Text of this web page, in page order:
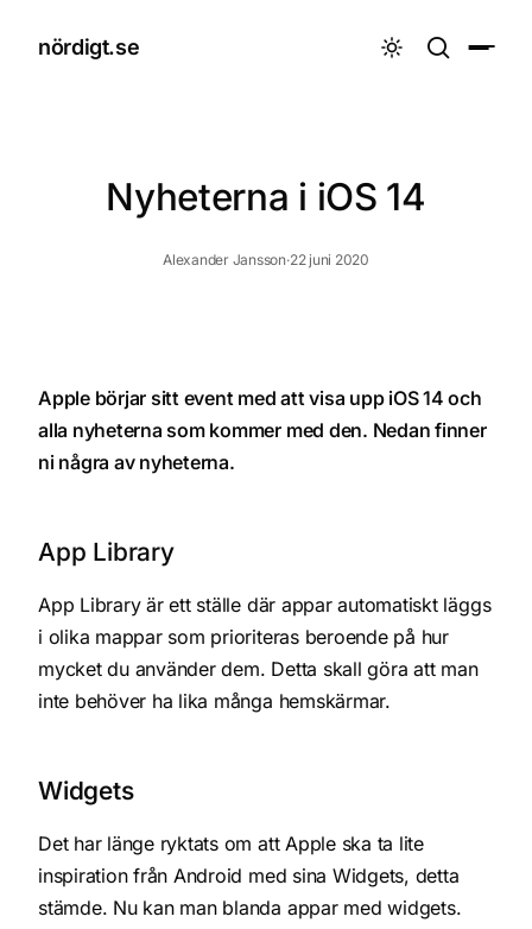
nördigt.se 
Nyheterna i iOS 14
Alexander Jansson·22 juni 2020
Apple börjar sitt event med att visa upp iOS 14 och
alla nyheterna som kommer med den. Nedan finner
ni några av nyheterna.
App Library
App Library är ett ställe där appar automatiskt läggs
i olika mappar som prioriteras beroende på hur
mycket du använder dem. Detta skall göra att man
inte behöver ha lika många hemskärmar.
Widgets
Det har länge ryktats om att Apple ska ta lite
inspiration från Android med sina Widgets, detta
stämde. Nu kan man blanda appar med widgets.